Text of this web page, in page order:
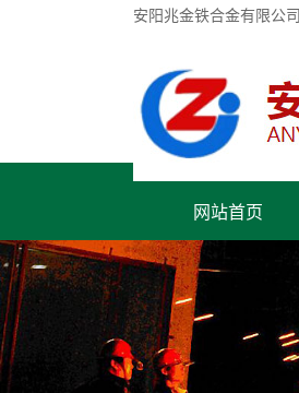
安阳兆金铁合金有限公
网站首页